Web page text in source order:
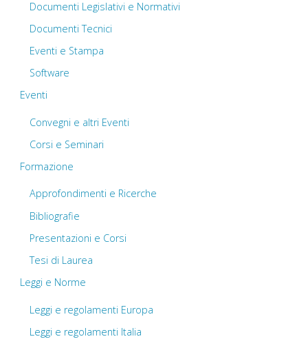
Documenti Legislativi e Normativi
Documenti Tecnici
Eventi e Stampa
Software
Eventi
Convegni e altri Eventi
Corsi e Seminari
Formazione
Approfondimenti e Ricerche
Bibliografie
Presentazioni e Corsi
Tesi di Laurea
Leggi e Norme
Leggi e regolamenti Europa
Leggi e regolamenti Italia